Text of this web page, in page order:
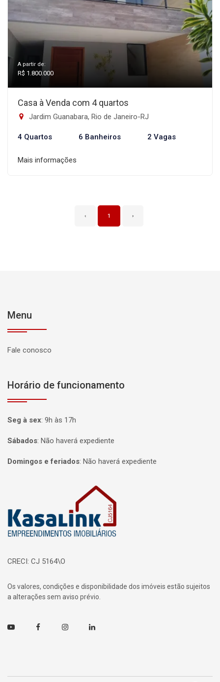
A partir de:
R$ 1.800.000
Casa à Venda com 4 quartos
Jardim Guanabara, Rio de Janeiro-RJ
4 Quartos 6 Banheiros 2 Vagas
Mais informações
‹ 1 ›
Menu
Fale conosco
Horário de funcionamento
Seg à sex: 9h às 17h
Sábados: Não haverá expediente
Domingos e feriados: Não haverá expediente
CRECI: CJ 5164\O
Os valores, condições e disponibilidade dos imóveis estão sujeitos
a alterações sem aviso prévio.
Youtube FacebookInstagramLinkedin